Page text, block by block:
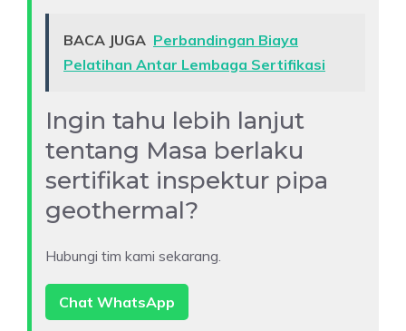
BACA JUGA Perbandingan Biaya
Pelatihan Antar Lembaga Sertifikasi
Ingin tahu lebih lanjut
tentang Masa berlaku
sertifikat inspektur pipa
geothermal?
Hubungi tim kami sekarang.
Chat WhatsApp